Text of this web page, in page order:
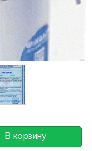
В корзину